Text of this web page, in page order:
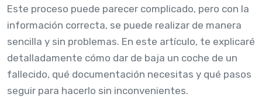
Este proceso puede parecer complicado, pero con la
información correcta, se puede realizar de manera
sencilla y sin problemas. En este artículo, te explicaré
detalladamente cómo dar de baja un coche de un
fallecido, qué documentación necesitas y qué pasos
seguir para hacerlo sin inconvenientes.